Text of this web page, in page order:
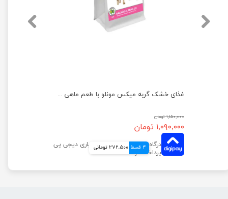
غذای خشک گربه میکس مونلو با طعم ماهی سالمون و مرغ Monello Mix Salmon & Chicken وزن 1 کیلوگرم
۱,۱۵۰,۰۰۰ تومان
۱,۰۹۰,۰۰۰ تومان
4 قسط 272,500 تومانی